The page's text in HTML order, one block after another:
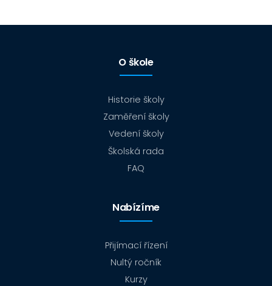
O škole
Historie školy
Zaměření školy
Vedení školy
Školská rada
FAQ
Nabízíme
Přijímací řízení
Nultý ročník
Kurzy